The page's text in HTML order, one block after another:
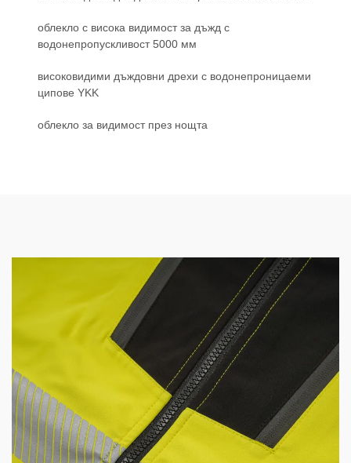
облекло с висока видимост за дъжд с
водонепропускливост 5000 мм
високовидими дъждовни дрехи с водонепроницаеми
ципове YKK
облекло за видимост през нощта